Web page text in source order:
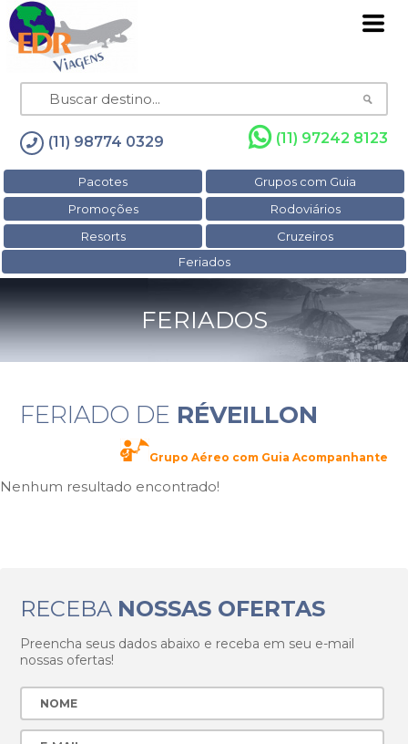
(11) 98774 0329 (11) 97242 8123
Pacotes
Grupos com Guia
Promoções
Rodoviários
Resorts
Cruzeiros
Feriados
FERIADOS
FERIADO DE RÉVEILLON
Grupo Aéreo com Guia Acompanhante
Nenhum resultado encontrado!
RECEBA NOSSAS OFERTAS
Preencha seus dados abaixo e receba em seu e-mail
nossas ofertas!